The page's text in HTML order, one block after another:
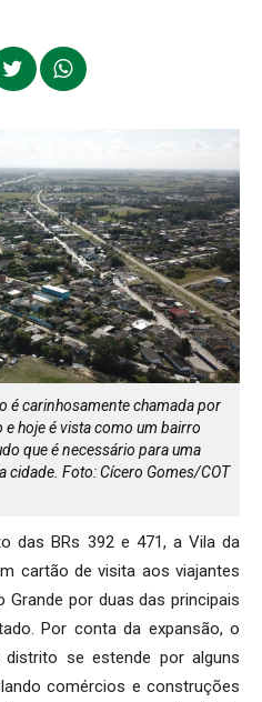
é carinhosamente chamada por
hoje é vista como um bairro
que é necessário para uma
cidade. Foto: Cícero Gomes/COT
das BRs 392 e 471, a Vila da
cartão de visita aos viajantes
Grande por duas das principais
Por conta da expansão, o
se estende por alguns
comércios e construções